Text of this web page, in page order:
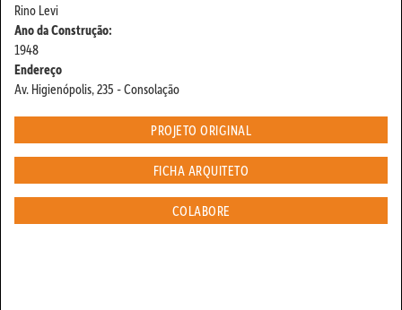
Rino Levi
Ano da Construção:
1948
Endereço
Av. Higienópolis, 235 - Consolação
PROJETO ORIGINAL
FICHA ARQUITETO
COLABORE